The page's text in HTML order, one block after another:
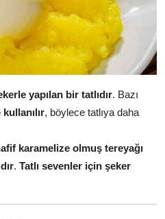
yapılan bir tatlıdır. Bazı
, böylece tatlıya daha
karamelize olmuş tereyağı
. Tatlı sevenler için şeker